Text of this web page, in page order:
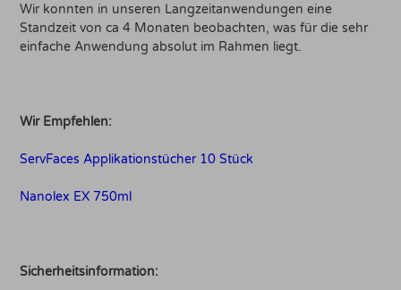
Wir konnten in unseren Langzeitanwendungen eine
Standzeit von ca 4 Monaten beobachten, was für die sehr
einfache Anwendung absolut im Rahmen liegt.
Wir Empfehlen:
ServFaces Applikationstücher 10 Stück
Nanolex EX 750ml
Sicherheitsinformation: